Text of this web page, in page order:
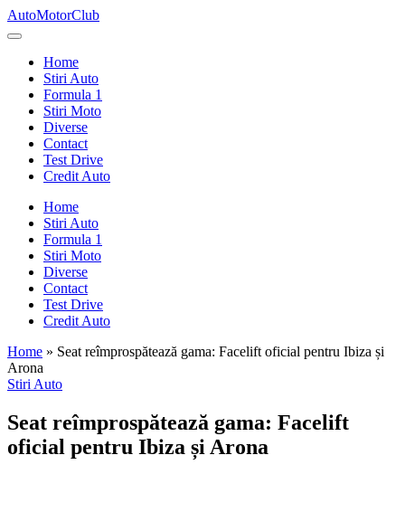
Skip
to
AutoMotorClub
Totul
masini
pasionatii
masini
Home
Stiri Auto
Formula 1
Stiri Moto
Diverse
Contact
Test Drive
Credit Auto
Home
Stiri Auto
Formula 1
Stiri Moto
Diverse
Contact
Test Drive
Credit Auto
Home » Seat reîmprospătează gama: Facelift oficial pentru Ibiza și
Arona
Posted
Stiri Auto
Seat reîmprospătează gama: Facelift
oficial pentru Ibiza și Arona